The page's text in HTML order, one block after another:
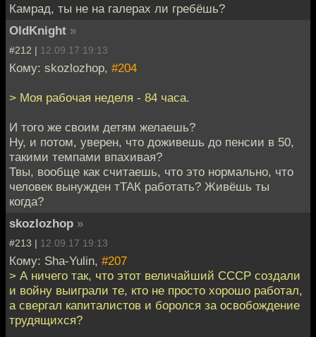
Камрад, ты не на галерах ли гребёшь?
OldKnight »
#212 | 12.09.17 19:13
Кому: skozlozhop, #204
> Моя рабочая неделя - 84 часа.
И того же своим детям желаешь?
Ну, и потом, уверен, что доживешь до пенсии в 50,
такими темпами впахивая?
Твы, вообще как считаешь, что это нормально, что
человек вынужден тТАК работать? Живёшь ты
когда?
skozlozhop »
#213 | 12.09.17 19:13
Кому: Sha-Yulin, #207
> А ничего так, что этот величайший СССР создали
и войну выиграли те, кто не просто хорошо работал,
а свергал капиталистов и боролся за освобождение
трудящихся?